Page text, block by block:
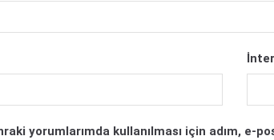
yorumlarımda kullanılması için adım, e-